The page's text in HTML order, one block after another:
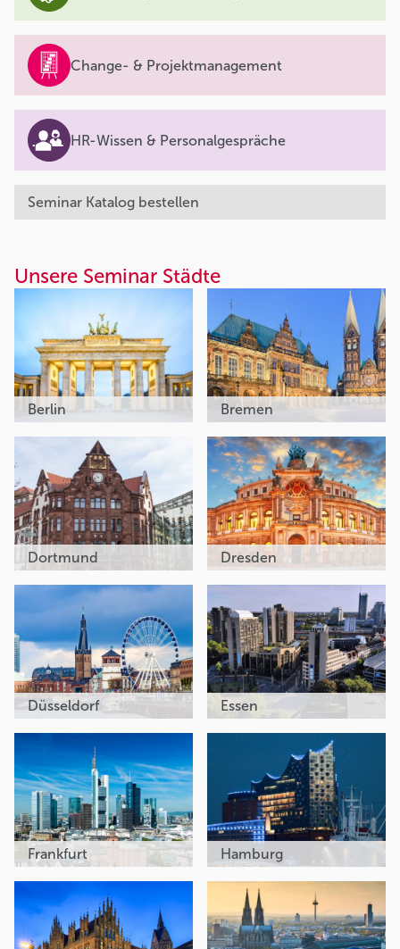
Change- & Projektmanagement
HR-Wissen & Personalgespräche
Seminar Katalog bestellen
Unsere Seminar Städte
Berlin Bremen
Dortmund Dresden
Düsseldorf Essen
Frankfurt Hamburg